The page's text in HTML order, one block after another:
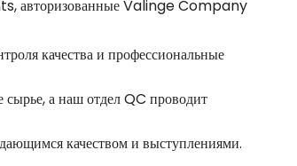
авторизованные Valinge Company
качества и профессиональные
сырье, а наш отдел QC проводит
качеством и выступлениями.